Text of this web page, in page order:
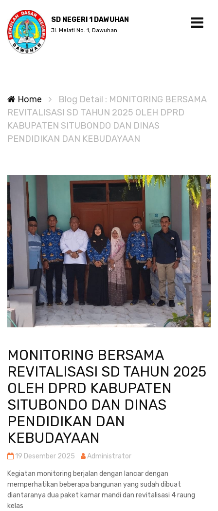
SD NEGERI 1 DAWUHAN
Jl. Melati No. 1, Dawuhan
Home
Blog Detail : MONITORING BERSAMA
REVITALISASI SD TAHUN 2025 OLEH DPRD
KABUPATEN SITUBONDO DAN DINAS
PENDIDIKAN DAN KEBUDAYAAN
MONITORING BERSAMA
REVITALISASI SD TAHUN 2025
OLEH DPRD KABUPATEN
SITUBONDO DAN DINAS
PENDIDIKAN DAN
KEBUDAYAAN
19 Desember 2025 Administrator
Kegiatan monitoring berjalan dengan lancar dengan
memperhatikan beberapa bangunan yang sudah dibuat
diantaranya dua paket kamar mandi dan revitalisasi 4 raung
kelas